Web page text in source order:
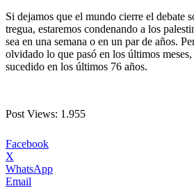
Si dejamos que el mundo cierre el debate
tregua, estaremos condenando a los
sea en una semana o en un par de años.
olvidado lo que pasó en los últimos
sucedido en los últimos 76 años.
Post Views: 1.955
Facebook
X
WhatsApp
Email